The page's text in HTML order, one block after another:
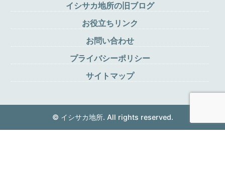
イシサカ地所の旧ブログ
お役立ちリンク
お問い合わせ
プライバシーポリシー
サイトマップ
© イシサカ地所. All rights reserved.